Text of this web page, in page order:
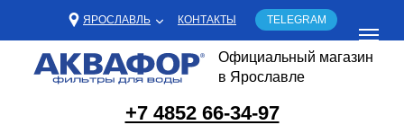
+7 4852 66-34-97
ЯРОСЛАВЛЬ
Официальный магазин
в Ярославле
КОНТАКТЫ TELEGRAM